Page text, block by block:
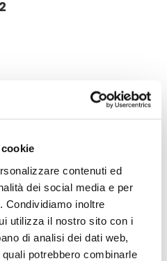
contenuti ed
dei social media e per
Condividiamo inoltre
utilizza il nostro sito con i
di analisi dei dati web,
potrebbero combinarle
AUTOMECHANIKA 2022
Hall 3.0 Stand B99